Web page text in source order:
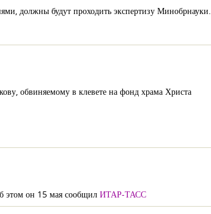
должны будут проходить экспертизу Минобрнауки.
обвиняемому в клевете на фонд храма Христа
этом он 15 мая сообщил ИТАР-ТАСС